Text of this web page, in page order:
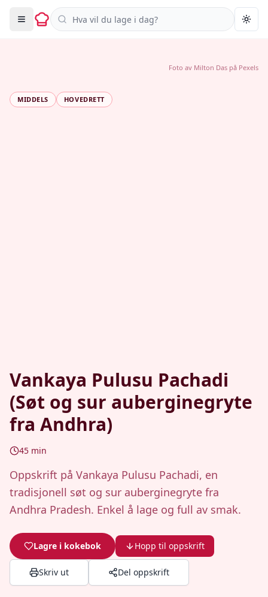
Søk i oppskrifter
MIDDELS HOVEDRETT
Vankaya Pulusu Pachadi
(Søt og sur auberginegryte
fra Andhra)
45 min
Oppskrift på Vankaya Pulusu Pachadi, en
tradisjonell søt og sur auberginegryte fra
Andhra Pradesh. Enkel å lage og full av smak.
Lagre i kokebok Hopp til oppskrift
Skriv ut Del oppskrift
Foto av Milton Das på Pexels